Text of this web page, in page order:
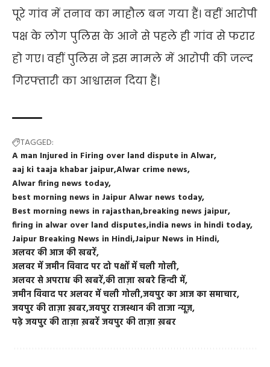
पूरे गांव में तनाव का माहौल बन गया हैं। वहीं आरोपी
पक्ष के लोग पुलिस के आने से पहले ही गांव से फरार
हो गए। वहीं पुलिस ने इस मामले में आरोपी की जल्द
गिरफ्तारी का आश्वासन दिया हैं।
TAGGED:
A man Injured in Firing over land dispute in Alwar
aaj ki taaja khabar jaipurAlwar crime news
Alwar firing news today
best morning news in Jaipur Alwar news today
Best morning news in rajasthan breaking news jaipur
firing in alwar over land disputes india news in hindi today
Jaipur Breaking News in Hindi Jaipur News in Hindi
अलवर की आज की खबरें
अलवर में जमीन विवाद पर दो पक्षों में चली गोली
अलवर से अपराध की खबरेंकी ताज़ा खबरे हिन्दी में
जमीन विवाद पर अलवर में चली गोलीजयपुर का आज का समाचार
जयपुर की ताज़ा ख़बरजयपुर राजस्थान की ताजा न्यूज़
पढ़े जयपुर की ताज़ा ख़बरें जयपुर की ताज़ा ख़बर